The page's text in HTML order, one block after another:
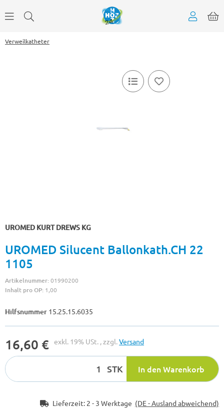
Verweilkatheter
UROMED KURT DREWS KG
UROMED Silucent Ballonkath.CH 22
1105
Artikelnummer:01990200
Inhalt pro OP: 1,00
Hilfsnummer 15.25.15.6035
16,60 € exkl. 19% USt. , zzgl.Versand
STK In den Warenkorb
Lieferzeit: 2 - 3 Werktage (DE - Ausland abweichend)